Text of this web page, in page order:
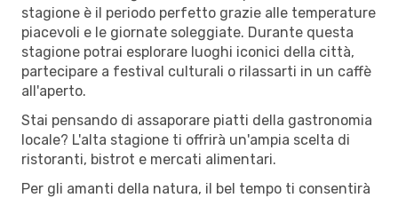
stagione è il periodo perfetto grazie alle temperature
piacevoli e le giornate soleggiate. Durante questa
stagione potrai esplorare luoghi iconici della città,
partecipare a festival culturali o rilassarti in un caffè
all'aperto.
Stai pensando di assaporare piatti della gastronomia
locale? L'alta stagione ti offrirà un'ampia scelta di
ristoranti, bistrot e mercati alimentari.
Per gli amanti della natura, il bel tempo ti consentirà